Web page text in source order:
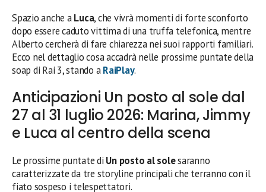
Spazio anche aLuca, che vivrà momenti di forte sconforto
dopo essere caduto vittima di una truffa telefonica, mentre
Alberto cercherà di fare chiarezza nei suoi rapporti familiari.
Ecco nel dettaglio cosa accadrà nelle prossime puntate della
soap di Rai 3, stando aRaiPlay.
Anticipazioni Un posto al sole dal
27 al 31 luglio 2026: Marina, Jimmy
e Luca al centro della scena
Le prossime puntate di Un posto al solesaranno
caratterizzate da tre storyline principali che terranno con il
fiato sospeso i telespettatori.